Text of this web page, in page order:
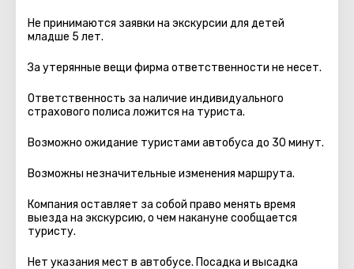
Не принимаются заявки на экскурсии для детей
младше 5 лет.
За утерянные вещи фирма ответственности не несет.
Ответственность за наличие индивидуального
страхового полиса ложится на туриста.
Возможно ожидание туристами автобуса до 30 минут.
Возможны незначительные изменения маршрута.
Компания оставляет за собой право менять время
выезда на экскурсию, о чем накануне сообщается
туристу.
Нет указания мест в автобуcе. Посадка и высадка